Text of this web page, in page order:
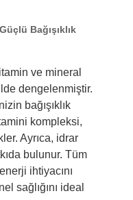
Bağışıklık
ve mineral
dengelenmiştir.
bağışıklık
kompleksi,
Ayrıca, idrar
bulunur. Tüm
ihtiyacını
sağlığını ideal